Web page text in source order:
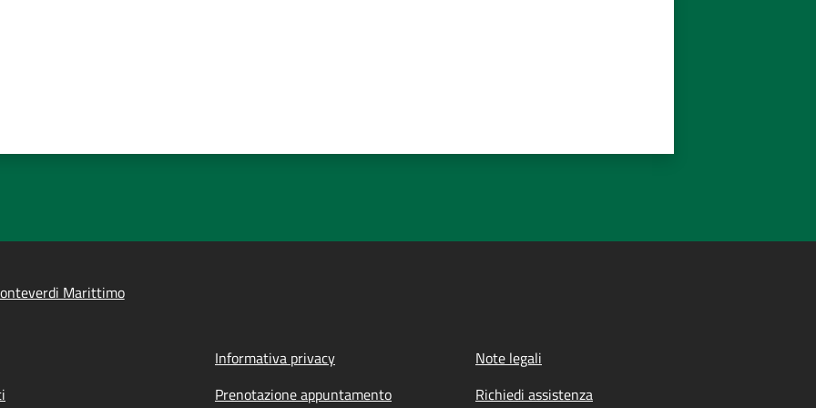
Marittimo
Informativa privacy
Note legali
Prenotazione appuntamento Richiedi assistenza